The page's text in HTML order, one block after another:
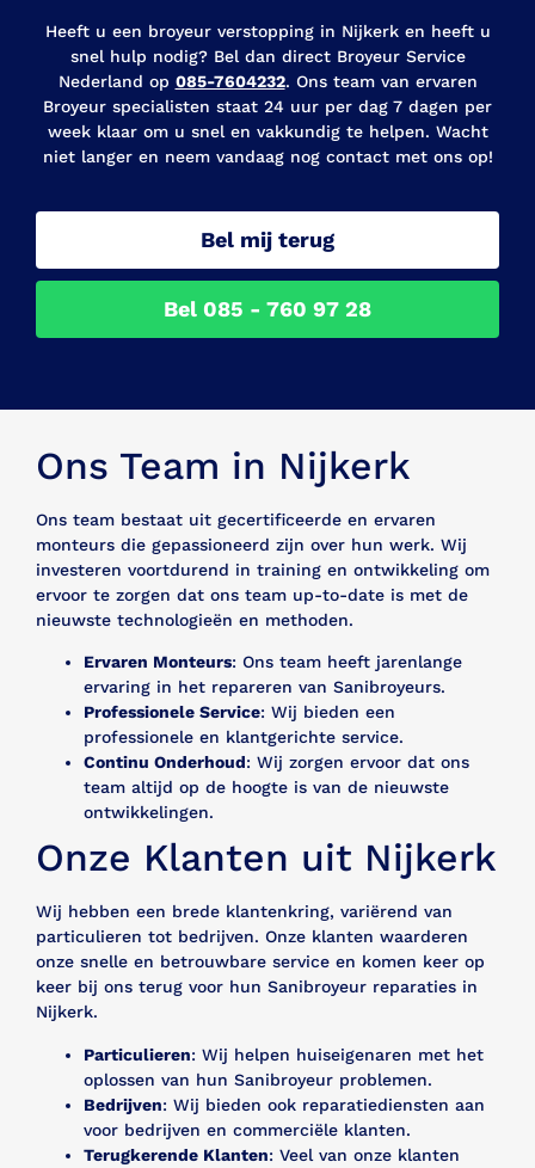
Heeft u een broyeur verstopping in Nijkerk en heeft u
snel hulp nodig? Bel dan direct Broyeur Service
Nederland op 085-7604232. Ons team van ervaren
Broyeur specialisten staat 24 uur per dag 7 dagen per
week klaar om u snel en vakkundig te helpen. Wacht
niet langer en neem vandaag nog contact met ons op!
Bel mij terug
Bel 085 - 760 97 28
Ons Team in Nijkerk
Ons team bestaat uit gecertificeerde en ervaren
monteurs die gepassioneerd zijn over hun werk. Wij
investeren voortdurend in training en ontwikkeling om
ervoor te zorgen dat ons team up-to-date is met de
nieuwste technologieën en methoden.
Ervaren Monteurs: Ons team heeft jarenlange
ervaring in het repareren van Sanibroyeurs.
Professionele Service: Wij bieden een
professionele en klantgerichte service.
Continu Onderhoud: Wij zorgen ervoor dat ons
team altijd op de hoogte is van de nieuwste
ontwikkelingen.
Onze Klanten uit Nijkerk
Wij hebben een brede klantenkring, variërend van
particulieren tot bedrijven. Onze klanten waarderen
onze snelle en betrouwbare service en komen keer op
keer bij ons terug voor hun Sanibroyeur reparaties in
Nijkerk.
Particulieren: Wij helpen huiseigenaren met het
oplossen van hun Sanibroyeur problemen.
Bedrijven: Wij bieden ook reparatiediensten aan
voor bedrijven en commerciële klanten.
Terugkerende Klanten: Veel van onze klanten